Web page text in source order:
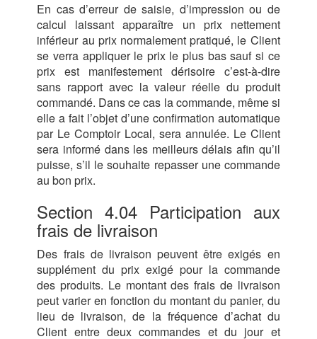
En cas d’erreur de saisie, d’impression ou de
calcul laissant apparaître un prix nettement
inférieur au prix normalement pratiqué, le Client
se verra appliquer le prix le plus bas sauf si ce
prix est manifestement dérisoire c’est-à-dire
sans rapport avec la valeur réelle du produit
commandé. Dans ce cas la commande, même si
elle a fait l’objet d’une confirmation automatique
par Le Comptoir Local, sera annulée. Le Client
sera informé dans les meilleurs délais afin qu’il
puisse, s’il le souhaite repasser une commande
au bon prix.
Section 4.04 Participation aux
frais de livraison
Des frais de livraison peuvent être exigés en
supplément du prix exigé pour la commande
des produits. Le montant des frais de livraison
peut varier en fonction du montant du panier, du
lieu de livraison, de la fréquence d’achat du
Client entre deux commandes et du jour et